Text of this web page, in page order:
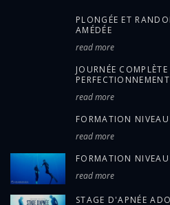
PLONGÉE ET
AMÉDÉE
read more
JOURNÉE
PERFECTIONNEMENT
read more
FORMATION
read more
FORMATION
read more
STAGE D'APNÉE